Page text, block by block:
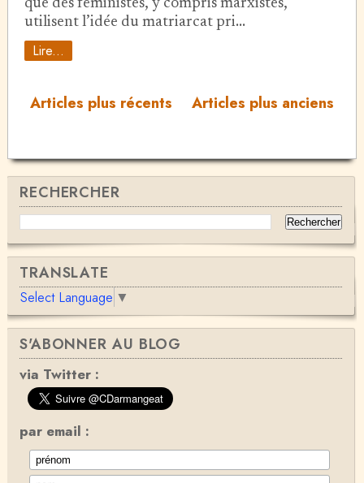
que des féministes, y compris marxistes,
utilisent l’idée du matriarcat pri…
Lire...
Articles plus récents Articles plus anciens
RECHERCHER
TRANSLATE
Select Language ▼
S'ABONNER AU BLOG
via Twitter :
par email :